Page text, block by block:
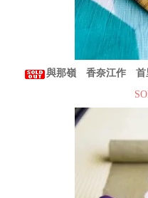
與那嶺 香奈江作 首